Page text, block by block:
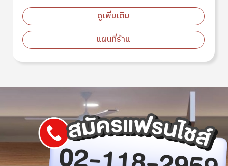
ดูเพิ่มเติม
แผนที่ร้าน
Image